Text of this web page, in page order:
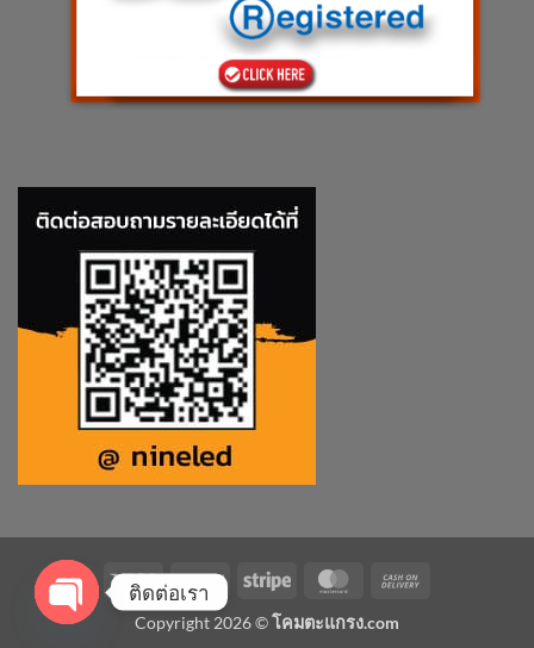
Visa PayPal Stripe MasterCard
Copyright 2026 ©โคมตะแกรง.com
ติดต่อเรา